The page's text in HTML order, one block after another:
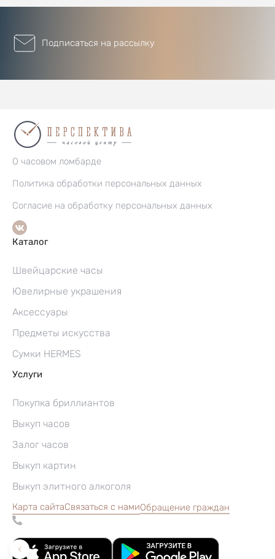
Подписаться на рассылку
О часовом ломбарде
Политика обработки персональных данных
Согласие на обработку персональных данных
Каталог
Швейцарские часы
Ювелирные украшения
Аксессуары
Предметы искусства
Сумки HERMES
Услуги
Покупка бриллиантов
Выкуп часов
Залог часов
Выкуп картин
Выкуп элитного алкоголя
Карта сайтаСвязаться с намиОбращение граждан